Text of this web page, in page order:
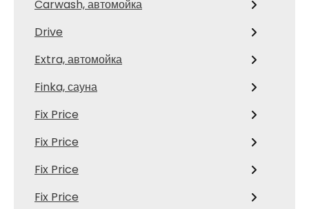
Carwash, автомойка
Drive
Extra, автомойка
Finka, сауна
Fix Price
Fix Price
Fix Price
Fix Price